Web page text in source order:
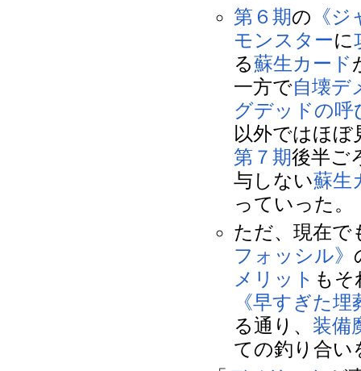
第６期の 《
モンスターに
る蘇生カード
一方で自壊デ
グデッドの呼
以外ではほ
第７期後半ご
与しない蘇生
っていった。
ただ、現在で
フォッシル》
メリット も
《早すぎた埋
る通り、 装備
ての釣り合い